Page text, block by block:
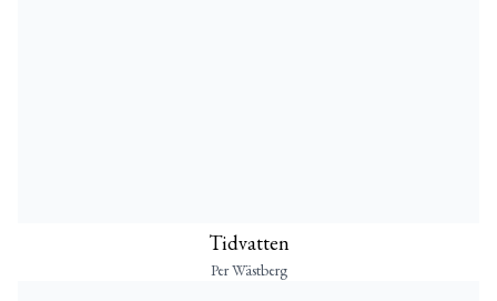
Tidvatten
Per Wästberg